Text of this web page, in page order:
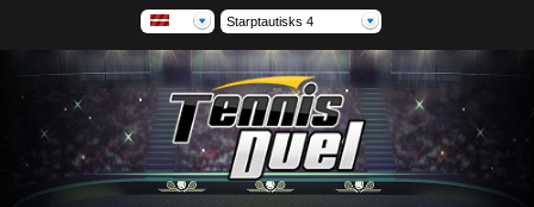
Starptautisks 4